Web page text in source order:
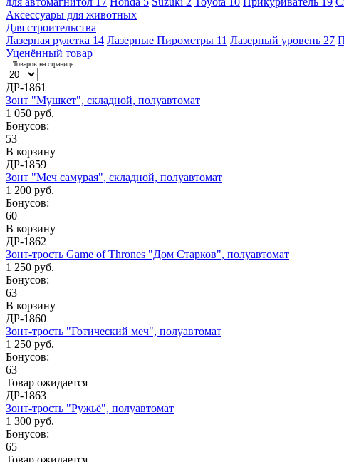
Аксессуары для животных
Для строительства
Лазерная рулетка 14 Лазерные Пирометры 11 Лазерный уровень 27
Уценённый товар
Товаров на странице:
ДР-1861
Зонт "Мушкет", складной, полуавтомат
1 050 руб.
Бонусов:
53
В корзину
ДР-1859
Зонт "Меч самурая", складной, полуавтомат
1 200 руб.
Бонусов:
60
В корзину
ДР-1862
Зонт-трость Game of Thrones "Дом Старков", полуавтомат
1 250 руб.
Бонусов:
63
В корзину
ДР-1860
Зонт-трость "Готический меч", полуавтомат
1 250 руб.
Бонусов:
63
Товар ожидается
ДР-1863
Зонт-трость "Ружьё", полуавтомат
1 300 руб.
Бонусов:
65
Товар ожидается